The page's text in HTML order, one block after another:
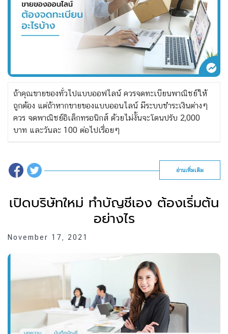
ถ้าคุณขายของทั่วไปแบบออฟไลน์ ควรจดทะเบียนพาณิชย์ให้
ถูกต้อง แต่ถ้าหากขายของแบบออนไลน์ มีระบบชำระเงินต่างๆ
ควร จดพาณิชย์อิเล็กทรอนิกส์ ด้วยไม่งั้นจะโดนปรับ 2,000
บาท และวันละ 100 ต่อไปเรื่อยๆ
อ่านเพิ่มเติม
เปิดบริษัทใหม่ ทำบัญชีเอง ต้องเริ่มต้น
อย่างไร
November 17, 2021